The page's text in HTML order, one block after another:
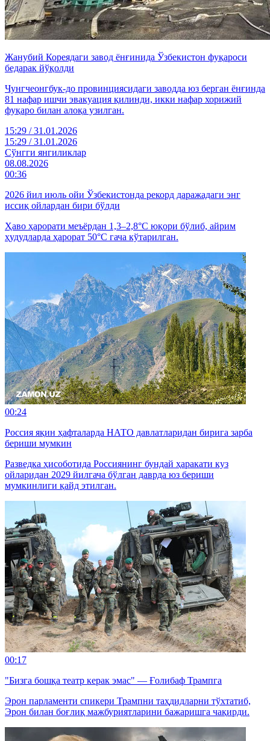
Жанубий Кореядаги завод ёнғинида Ўзбекистон фуқароси
бедарак йўқолди
Чунгчеонгбук-до провинциясидаги заводда юз берган ёнғинда
81 нафар ишчи эвакуация қилинди, икки нафар хорижий
фуқаро билан алоқа узилган.
15:29 / 31.01.2026
15:29 / 31.01.2026
Cўнгги янгиликлар
08.08.2026
00:36
2026 йил июль ойи Ўзбекистонда рекорд даражадаги энг
иссиқ ойлардан бири бўлди
Ҳаво ҳарорати меъёрдан 1,3–2,8°C юқори бўлиб, айрим
ҳудудларда ҳарорат 50°C гача кўтарилган.
00:24
Россия яқин ҳафталарда НАТО давлатларидан бирига зарба
бериши мумкин
Разведка ҳисоботида Россиянинг бундай ҳаракати куз
ойларидан 2029 йилгача бўлган даврда юз бериши
мумкинлиги қайд этилган.
00:17
"Бизга бошқа театр керак эмас" — Ғолибаф Трампга
Эрон парламенти спикери Трампни таҳдидларни тўхтатиб,
Эрон билан боғлиқ мажбуриятларини бажаришга чақирди.